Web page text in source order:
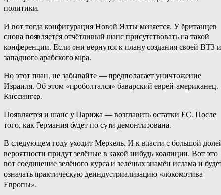
политики.
И вот тогда конфигурация Новой Ялты меняется. У британцев
снова появляется отчётливый шанс присутствовать на такой
конференции. Если они вернутся к плану создания своей ВТЗ
западного арабского мiра.
Но этот план, не забывайте — предполагает уничтожение
Израиля. Об этом «проболтался» баварский еврей-американец.
Киссингер.
Появляется и шанс у Парижа — возглавить остатки ЕС. После
того, как Германия будет по сути демонтирована.
В следующем году уходит Меркель. И к власти с большой
вероятности придут зелёные в какой нибудь коалиции. Вот это
вот соединение зелёного курса и зелёных знамён ислама и
означать практическую деиндустриализацию «локомотива
Европы».